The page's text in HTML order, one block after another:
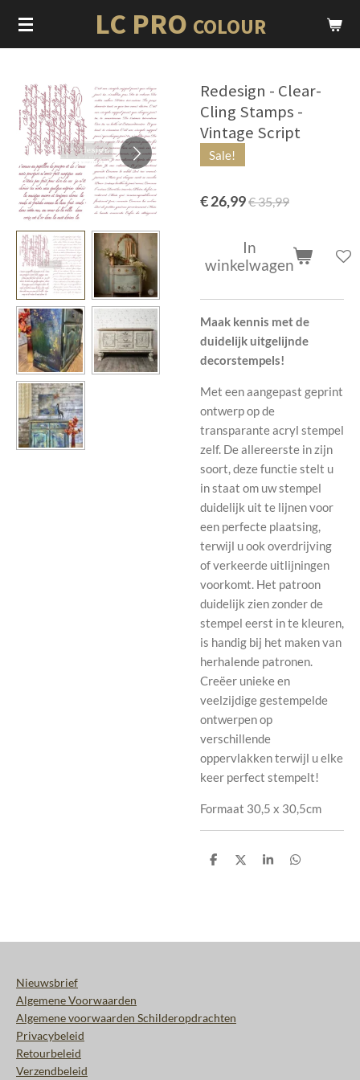
Ga
direct
hoofdinhoud
LC PRO COLOUR
Redesign - Clear-
Cling Stamps -
Vintage Script
Sale!
€ 26,99€ 35,99
In
winkelwagen
Maak kennis met de
duidelijk uitgelijnde
decorstempels!
Met een aangepast geprint
ontwerp op de
transparante acryl stempel
zelf. De allereerste in zijn
soort, deze functie stelt u
in staat om uw stempel
duidelijk uit te lijnen voor
een perfecte plaatsing,
terwijl u ook overdrijving
of verkeerde uitlijningen
voorkomt. Het patroon
duidelijk zien zonder de
stempel eerst in te kleuren,
is handig bij het maken van
herhalende patronen.
Creëer unieke en
veelzijdige gestempelde
ontwerpen op
verschillende
oppervlakken terwijl u elke
keer perfect stempelt!
Formaat 30,5 x 30,5cm
D
D
S
D
Nieuwsbrief
Algemene Voorwaarden
Algemene voorwaarden Schilderopdrachten
Privacybeleid
Retourbeleid
Verzendbeleid